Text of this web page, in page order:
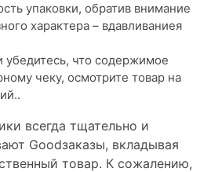
упаковки, обратив внимание
характера – вдавливаниея
убедитесь, что содержимое
чеку, осмотрите товар на
всегда тщательно и
Goodзаказы, вкладывая
товар. К сожалению,